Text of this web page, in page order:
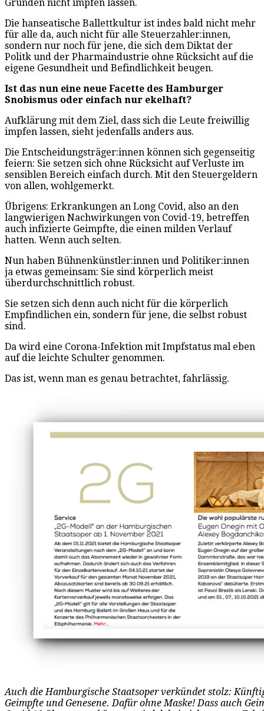
Gründen nicht impfen lassen.
Die hanseatische Ballettkultur ist indes bald nicht mehr
für alle da, auch nicht für alle Steuerzahler:innen,
sondern nur noch für jene, die sich dem Diktat der
Politk und der Pharmaindustrie ohne Rücksicht auf die
eigene Gesundheit und Befindlichkeit beugen.
Ist das nun eine neue Facette des Hamburger
Snobismus oder einfach nur ekelhaft?
Aufklärung mit dem Ziel, dass sich die Leute freiwillig
impfen lassen, sieht jedenfalls anders aus.
Die Entscheidungsträger:innen können sich gegenseitig
feiern: Sie setzen sich ohne Rücksicht auf Verluste im
sensiblen Bereich einfach durch. Mit den Steuergeldern
von allen, wohlgemerkt.
Übrigens: Erkrankungen an Long Covid, also an den
langwierigen Nachwirkungen von Covid-19, betreffen
auch infizierte Geimpfte, die einen milden Verlauf
hatten. Wenn auch selten.
Nun haben Bühnenkünstler:innen und Politiker:innen
ja etwas gemeinsam: Sie sind körperlich meist
überdurchschnittlich robust.
Sie setzen sich denn auch nicht für die körperlich
Empfindlichen ein, sondern für jene, die selbst robust
sind.
Da wird eine Corona-Infektion mit Impfstatus mal eben
auf die leichte Schulter genommen.
Das ist, wenn man es genau betrachtet, fahrlässig.
Auch die Hamburgische Staatsoper verkündet stolz:
Geimpfte und Genesene. Dafür ohne Maske! Dass auch